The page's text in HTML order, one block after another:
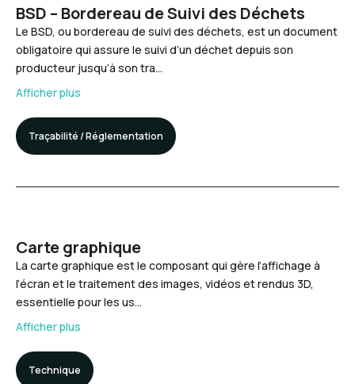
BSD – Bordereau de Suivi des Déchets
Le BSD, ou bordereau de suivi des déchets, est un document
obligatoire qui assure le suivi d’un déchet depuis son
producteur jusqu’à son tra…
Afficher plus
Traçabilité / Réglementation
Carte graphique
La carte graphique est le composant qui gère l’affichage à
l’écran et le traitement des images, vidéos et rendus 3D,
essentielle pour les us…
Afficher plus
Technique